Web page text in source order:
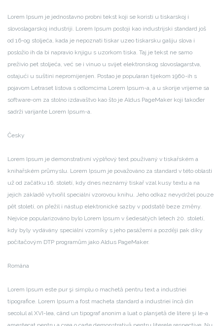
Lorem Ipsum je jednostavno probni tekst koji se koristi u tiskarskoj i
slovoslagarskoj industriji. Lorem Ipsum postoji kao industrijski standard još
od 16-og stoljeća, kada je nepoznati tiskar uzeo tiskarsku galiju slova i
posložio ih da bi napravio knjigu s uzorkom tiska. Taj je tekst ne samo
preživio pet stoljeća, već se i vinuo u svijet elektronskog slovoslagarstva,
ostajući u suštini nepromijenjen. Postao je popularan tijekom 1960-ih s
pojavom Letraset listova s odlomcima Lorem Ipsum-a, a u skorije vrijeme sa
software-om za stolno izdavaštvo kao što je Aldus PageMaker koji također
sadrži varijante Lorem Ipsum-a.
Česky
Lorem Ipsum je demonstrativní výplňový text používaný v tiskařském a
knihařském průmyslu. Lorem Ipsum je považováno za standard v této oblasti
už od začátku 16. století, kdy dnes neznámý tiskař vzal kusy textu a na
jejich základě vytvořil speciální vzorovou knihu. Jeho odkaz nevydržel pouze
pět století, on přežil i nástup elektronické sazby v podstatě beze změny.
Nejvíce popularizováno bylo Lorem Ipsum v šedesátých letech 20. století,
kdy byly vydávány speciální vzorníky s jeho pasážemi a později pak díky
počítačovým DTP programům jako Aldus PageMaker.
Româna
Lorem Ipsum este pur şi simplu o machetă pentru text a industriei
tipografice. Lorem Ipsum a fost macheta standard a industriei încă din
secolul al XVI-lea, când un tipograf anonim a luat o planşetă de litere şi le-a